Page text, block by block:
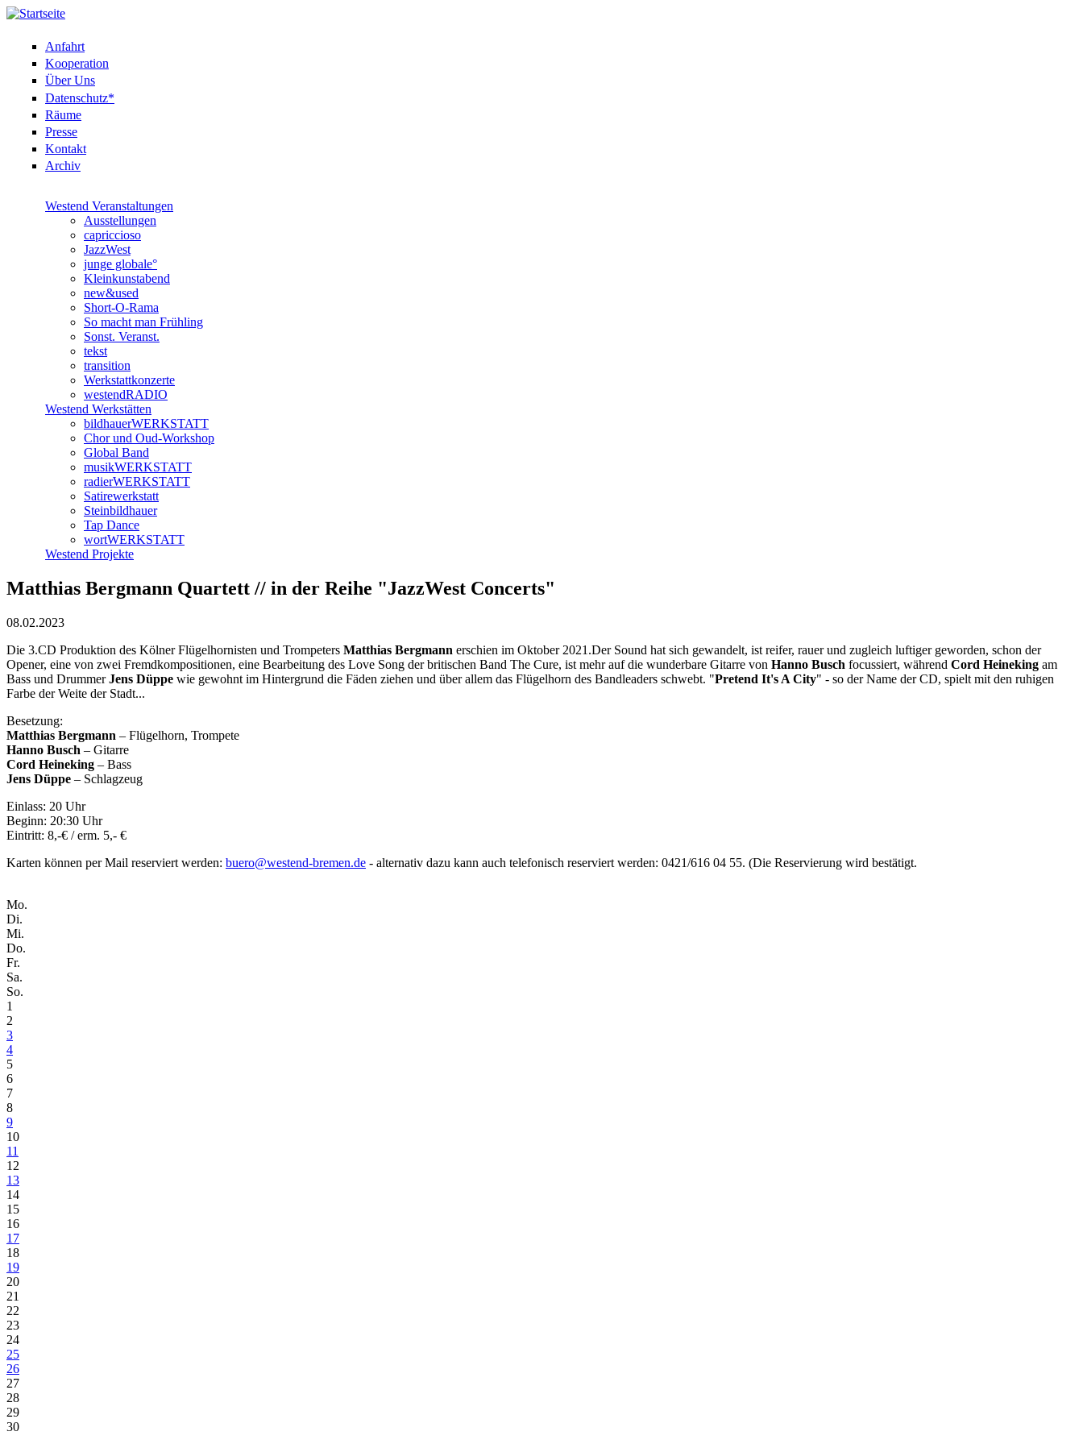
Anfahrt
Kooperation
Über Uns
Datenschutz*
Räume
Presse
Kontakt
Archiv
Westend Veranstaltungen
Ausstellungen
capriccioso
JazzWest
junge globale°
Kleinkunstabend
new&used
Short-O-Rama
So macht man Frühling
Sonst. Veranst.
tekst
transition
Werkstattkonzerte
westendRADIO
Westend Werkstätten
bildhauerWERKSTATT
Chor und Oud-Workshop
Global Band
musikWERKSTATT
radierWERKSTATT
Satirewerkstatt
Steinbildhauer
Tap Dance
wortWERKSTATT
Westend Projekte
Matthias Bergmann Quartett // in der Reihe "JazzWest Concerts"
08.02.2023
Die 3.CD Produktion des Kölner Flügelhornisten und Trompeters Matthias Bergmann erschien im Oktober 2021.Der Sound hat sich gewandelt, ist reifer, rauer und zugleich luftiger geworden, schon der
Opener, eine von zwei Fremdkompositionen, eine Bearbeitung des Love Song der britischen Band The Cure, ist mehr auf die wunderbare Gitarre von Hanno Busch focussiert, während Cord Heineking am
Bass und DrummerJens Düppe wie gewohnt im Hintergrund die Fäden ziehen und über allem das Flügelhorn des Bandleaders schwebt. "Pretend It's A City" - so der Name der CD, spielt mit den ruhigen
Farbe der Weite der Stadt...
Besetzung:
Matthias Bergmann – Flügelhorn, Trompete
Hanno Busch – Gitarre
Cord Heineking – Bass
Jens Düppe – Schlagzeug
Einlass: 20 Uhr
Beginn: 20:30 Uhr
Eintritt: 8,-€ / erm. 5,- €
Karten können per Mail reserviert werden: buero@westend-bremen.de - alternativ dazu kann auch telefonisch reserviert werden: 0421/616 04 55. (Die Reservierung wird bestätigt.
Mo.
Di.
Mi.
Do.
Fr.
Sa.
So.
1
2
3
4
5
6
7
8
9
10
11
12
13
14
15
16
17
18
19
20
21
22
23
24
25
26
27
28
29
30